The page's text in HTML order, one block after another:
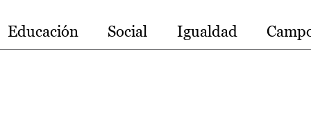
Educación Social Igualdad